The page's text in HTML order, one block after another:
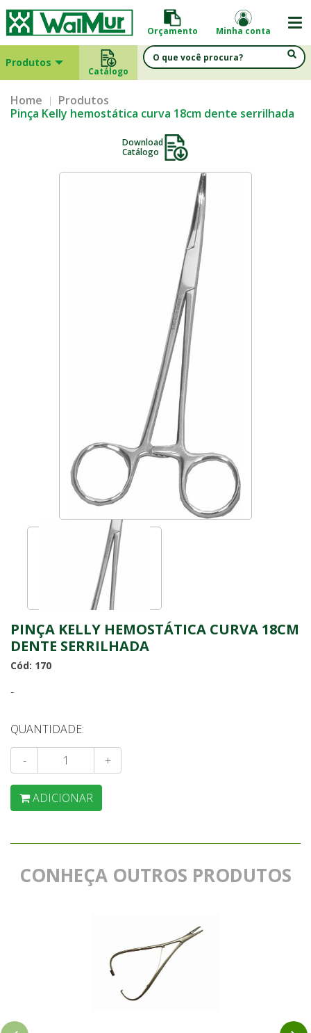
Orçamento Minha conta
Produtos
Catálogo
Home
Produtos
Pinça Kelly hemostática curva 18cm dente serrilhada
Download
Catálogo
PINÇA KELLY HEMOSTÁTICA CURVA 18CM
DENTE SERRILHADA
Cód: 170
-
QUANTIDADE:
- +
ADICIONAR
CONHEÇA OUTROS PRODUTOS